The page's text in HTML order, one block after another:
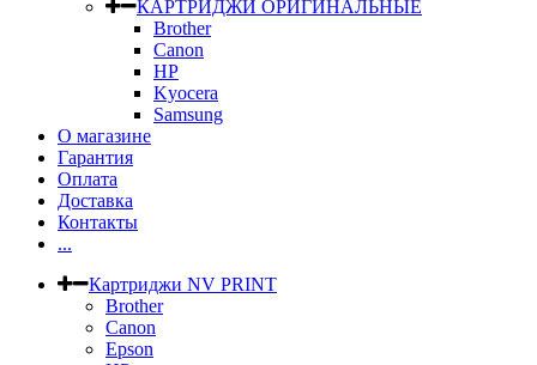
КАРТРИДЖИ ОРИГИНАЛЬНЫЕ
Brother
Canon
HP
Kyocera
Samsung
О магазине
Гарантия
Оплата
Доставка
Контакты
...
Картриджи NV PRINT
Brother
Canon
Epson